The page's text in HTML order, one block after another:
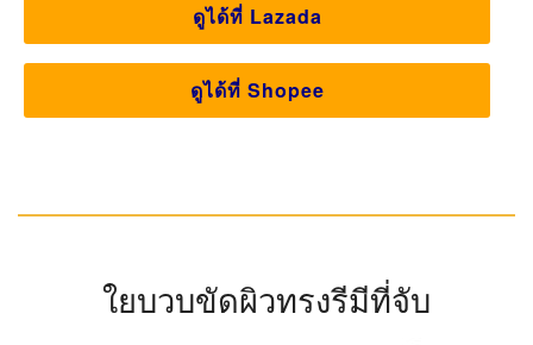
ดูได้ที่ Lazada
ดูได้ที่ Shopee
ใยบวบขัดผิวทรงรีมีที่จับ